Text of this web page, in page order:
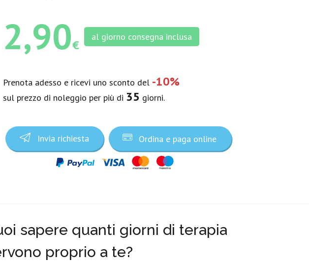
2,90€
al giorno consegna inclusa
Prenota adesso e ricevi uno sconto del -10%
sul prezzo di noleggio per più di 35 giorni.
Invia richiesta Ordina e paga online
sapere quanti giorni di terapia
proprio a te?